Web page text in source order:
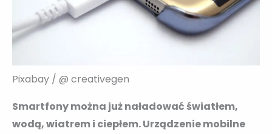
Pixabay / @ creativegen
Smartfony można już naładować światłem,
wodą, wiatrem i ciepłem. Urządzenie mobilne